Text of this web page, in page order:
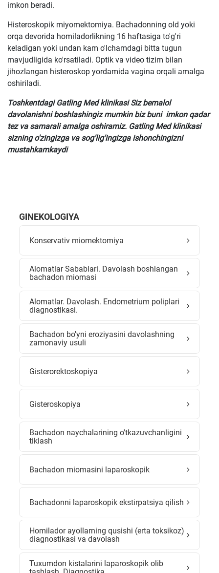
imkon beradi.
Histeroskopik miyomektomiya. Bachadonning old yoki
orqa devorida homiladorlikning 16 haftasiga to'g'ri
keladigan yoki undan kam o'lchamdagi bitta tugun
mavjudligida ko'rsatiladi. Optik va video tizim bilan
jihozlangan histeroskop yordamida vagina orqali amalga
oshiriladi.
Toshkentdagi Gatling Med klinikasi Siz bemalol
davolanishni boshlashingiz mumkin biz buni imkon qadar
tez va samarali amalga oshiramiz. Gatling Med klinikasi
sizning o'zingizga va sog'lig'ingizga ishonchingizni
mustahkamkaydi
GINEKOLOGIYA
Konservativ miomektomiya
Alomatlar Sabablari. Davolash boshlangan
bachadon miomasi
Alomatlar. Davolash. Endometrium poliplari
diagnostikasi.
Bachadon bo'yni eroziyasini davolashning
zamonaviy usuli
Gisterorektoskopiya
Gisteroskopiya
Bachadon naychalarining o'tkazuvchanligini
tiklash
Bachadon miomasini laparoskopik
Bachadonni laparoskopik ekstirpatsiya qilish
Homilador ayollarning qusishi (erta toksikoz)
diagnostikasi va davolash
Tuxumdon kistalarini laparoskopik olib